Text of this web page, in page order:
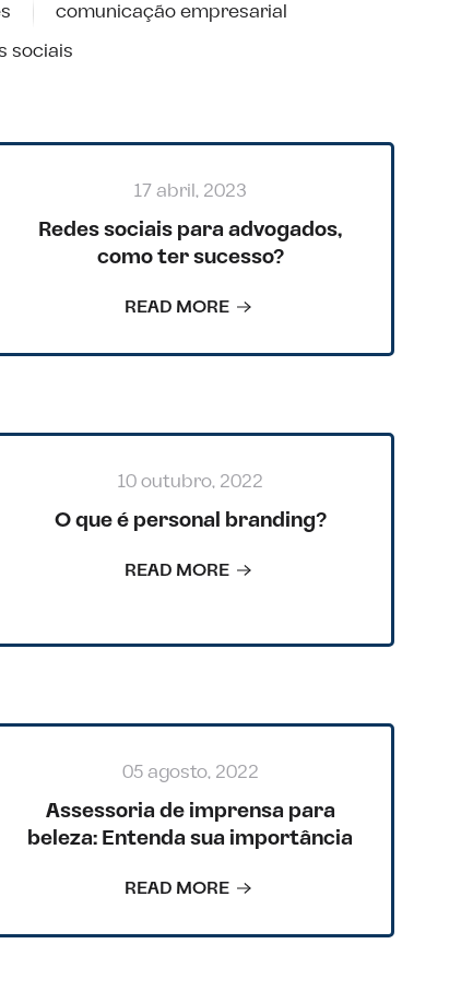
comunicação empresarial
sociais
17 abril, 2023
Redes sociais para advogados,
como ter sucesso?
READ MORE
10 outubro, 2022
O que é personal branding?
READ MORE
05 agosto, 2022
Assessoria de imprensa para
beleza: Entenda sua importância
READ MORE